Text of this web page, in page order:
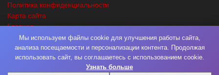
Политика конфиденциальности
Карта сайта
Главная
Поиск
© 2026Нота Миру. РазработкаФабрика Медиа Мьюзик. Все права
Мы используем файлы cookie для улучшения работы сайта,
анализа посещаемости и персонализации контента. Продолжая
использовать сайт, вы соглашаетесь с использованием cookie.
Узнать больше